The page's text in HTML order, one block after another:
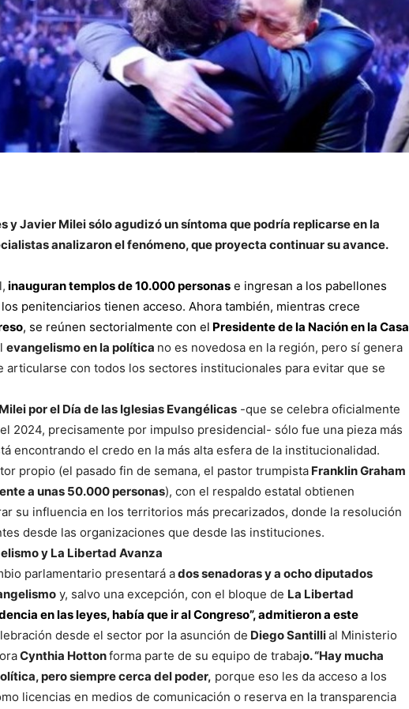
::
Verdad
es
lo
que
se
y Javier Milei sólo agudizó un síntoma que podría replicarse en la
analizaron el fenómeno, que proyecta continuar su avance.
inauguran templos de 10.000 personas e ingresan a los pabellones
penitenciarios tienen acceso. Ahora también, mientras crece
, se reúnen sectorialmente con el Presidente de la Nación en la Casa
evangelismo en la política no es novedosa en la región, pero sí genera
articularse con todos los sectores institucionales para evitar que se
por el Día de las Iglesias Evangélicas -que se celebra oficialmente
2024, precisamente por impulso presidencial- sólo fue una pieza más
encontrando el credo en la más alta esfera de la institucionalidad.
propio (el pasado fin de semana, el pastor trumpista Franklin Graham
a unas 50.000 personas), con el respaldo estatal obtienen
su influencia en los territorios más precarizados, donde la resolución
desde las organizaciones que desde las instituciones.
y La Libertad Avanza
parlamentario presentará ados senadoras y a ocho diputados
y, salvo una excepción, con el bloque de La Libertad
en las leyes, había que ir al Congreso”, admitieron a este
desde el sector por la asunción de Diego Santillial Ministerio
Cynthia Hottonforma parte de su equipo de trabajo. “Hay mucha
pero siempre cerca del poder, porque eso les da acceso a los
licencias en medios de comunicación o reserva en la transparencia